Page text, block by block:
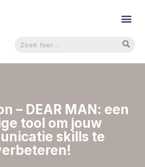
– DEAR MAN: een
tool om jouw
skills te